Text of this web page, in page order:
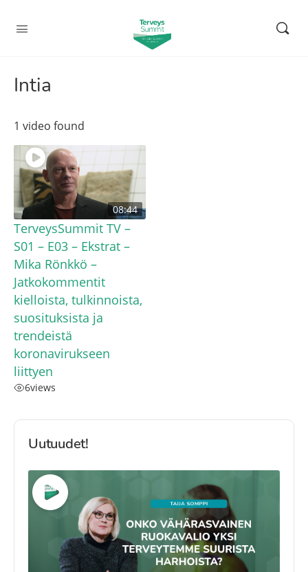
Intia
1 video found
08:44
TerveysSummit TV –
S01 – E03 – Ekstrat –
Mika Rönkkö –
Jatkokommentit
kielloista, tulkinnoista,
suosituksista ja
trendeistä
koronavirukseen
liittyen
6views
Uutuudet!